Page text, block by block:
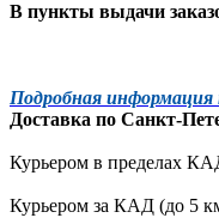
В пункты выдачи
Подробная информация
Доставка по Санкт-
Курьером в пределах
Курьером за КАД (до 5